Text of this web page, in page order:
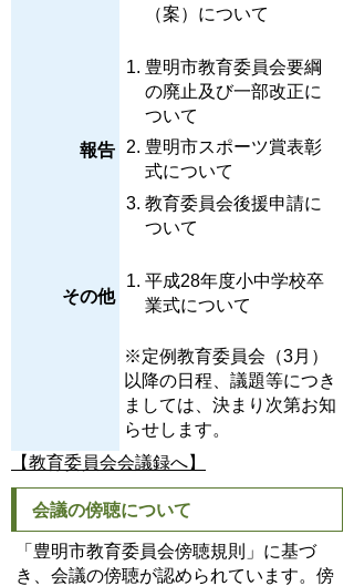
（案）について
報告
豊明市教育委員会要綱
の廃止及び一部改正に
ついて
豊明市スポーツ賞表彰
式について
教育委員会後援申請に
ついて
その他
平成28年度小中学校卒
業式について
※定例教育委員会（3月）
以降の日程、議題等につき
ましては、決まり次第お知
らせします。
【教育委員会会議録へ】
会議の傍聴について
「豊明市教育委員会傍聴規則」に基づ
き、会議の傍聴が認められています。傍